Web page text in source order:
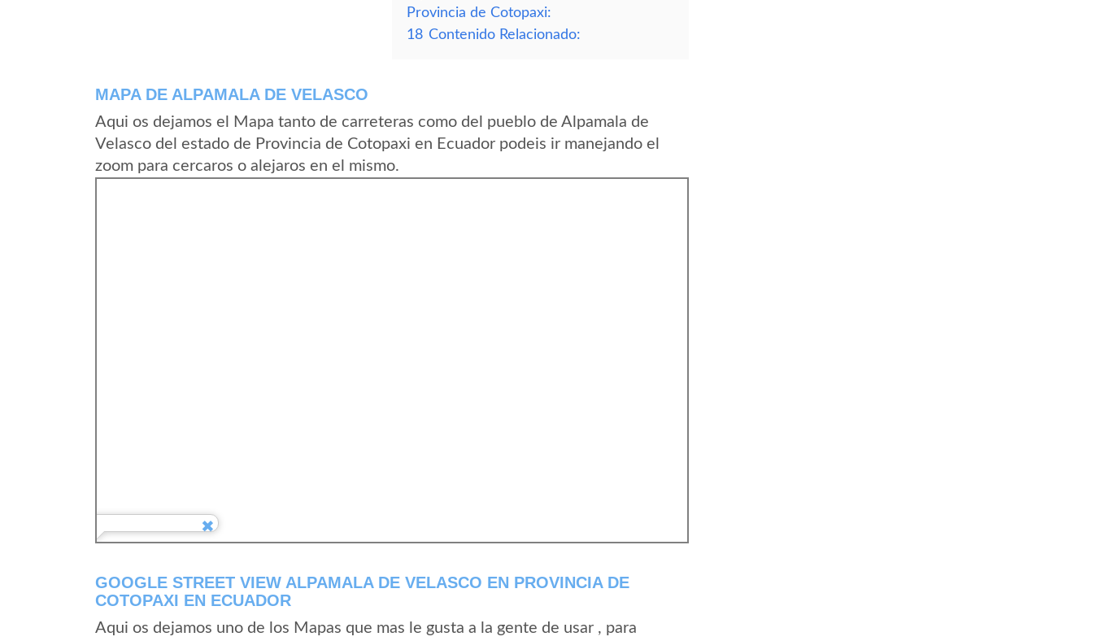
Provincia de Cotopaxi:
18 Contenido Relacionado:
MAPA DE ALPAMALA DE VELASCO
Aqui os dejamos el Mapa tanto de carreteras como del pueblo de Alpamala de
Velasco del estado de Provincia de Cotopaxi en Ecuador podeis ir manejando el
zoom para cercaros o alejaros en el mismo.
GOOGLE STREET VIEW ALPAMALA DE VELASCO EN PROVINCIA DE
COTOPAXI EN ECUADOR
Aqui os dejamos uno de los Mapas que mas le gusta a la gente de usar , para